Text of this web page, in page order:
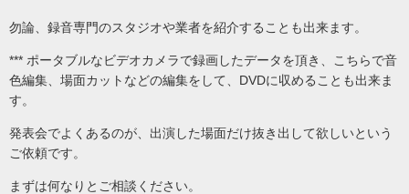
勿論、録音専門のスタジオや業者を紹介することも出来ます。
*** ポータブルなビデオカメラで録画したデータを頂き、こちらで音
色編集、場面カットなどの編集をして、DVDに収めることも出来ま
す。
発表会でよくあるのが、出演した場面だけ抜き出して欲しいという
ご依頼です。
まずは何なりとご相談ください。